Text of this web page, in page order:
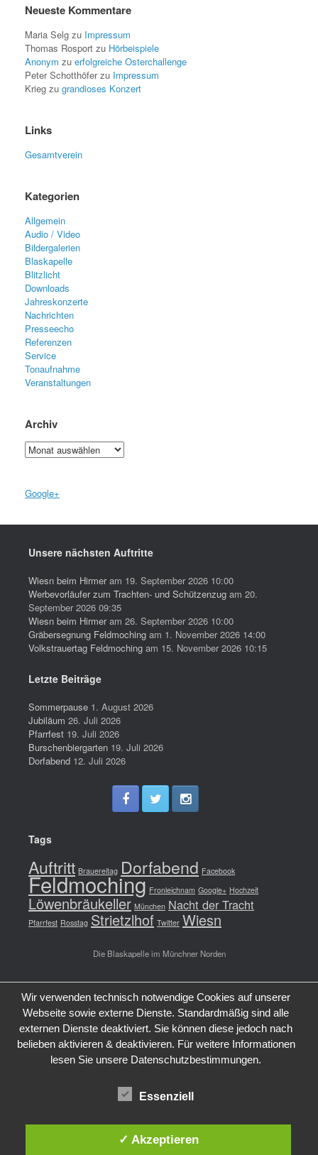
Neueste Kommentare
Maria Selg zu Impressum
Thomas Rosport zu Hörbeispiele
Anonym zu erfolgreiche Osterchallenge
Peter Schotthöferzu Impressum
Krieg zu grandioses Konzert
Links
Gesamtverein
Kategorien
Allgemein
Audio / Video
Bildergalerien
Blaskapelle
Blitzlicht
Downloads
Jahreskonzerte
Nachrichten
Presseecho
Referenzen
Service
Tonaufnahme
Veranstaltungen
Archiv
Archiv
Google+
Unsere nächsten Auftritte
Wiesn beim Hirmeram 19. September 2026 10:00
Werbevorläufer zum Trachten- und Schützenzug am 20.
September 2026 09:35
Wiesn beim Hirmeram 26. September 2026 10:00
Gräbersegnung Feldmoching am 1. November 2026 14:00
Volkstrauertag Feldmoching am 15. November 2026 10:15
Letzte Beiträge
Sommerpause 1. August 2026
Jubiläum 26. Juli 2026
Pfarrfest 19. Juli 2026
Burschenbiergarten 19. Juli 2026
Dorfabend 12. Juli 2026
Tags
Auftritt Brauereitag Dorfabend Facebook
Feldmoching Fronleichnam Google+ Hochzeit
Löwenbräukeller München Nacht der Tracht
Pfarrfest Rosstag Strietzlhof Twitter Wiesn
Die Blaskapelle im Münchner Norden
Wir verwenden technisch notwendige Cookies auf unserer
Webseite sowie externe Dienste. Standardmäßig sind alle
externen Dienste deaktiviert. Sie können diese jedoch nach
belieben aktivieren & deaktivieren. Für weitere Informationen
lesen Sie unsere Datenschutzbestimmungen.
Essenziell
✓ Akzeptieren